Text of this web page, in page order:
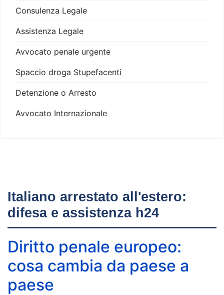
Consulenza Legale
Assistenza Legale
Avvocato penale urgente
Spaccio droga Stupefacenti
Detenzione o Arresto
Avvocato Internazionale
Italiano arrestato all'estero:
difesa e assistenza h24
Diritto penale europeo:
cosa cambia da paese a
paese